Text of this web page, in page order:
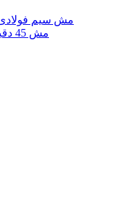
مش سیم
مش 45 ​​دقیقه / 55 دقیقه / 65 دقیقه